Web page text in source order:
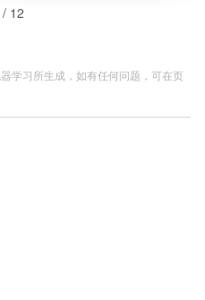
12
学习所生成，如有任何问题，可在页